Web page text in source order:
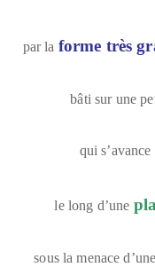
par la forme très
bâti sur une
qui
le long d’une
sous la menace